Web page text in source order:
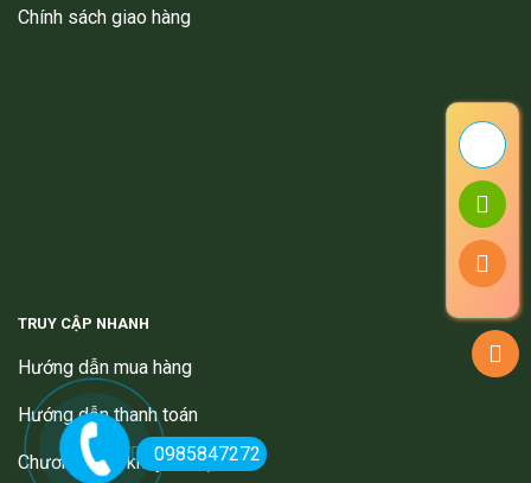
Chính sách giao hàng
TRUY CẬP NHANH
Hướng dẫn mua hàng
Hướng dẫn thanh toán
Chương trình khuyến mại
0985847272